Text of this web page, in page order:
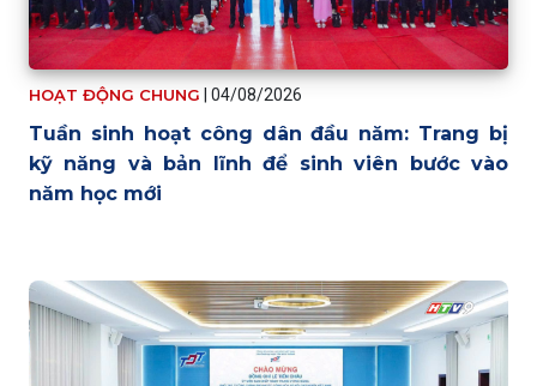
HOẠT ĐỘNG CHUNG | 04/08/2026
Tuần sinh hoạt công dân đầu năm: Trang bị
kỹ năng và bản lĩnh để sinh viên bước vào
năm học mới